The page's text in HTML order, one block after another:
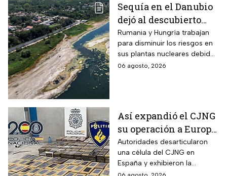
Sequía en el Danubio
dejó al descubierto
buques de la Segunda
Guerra Mundial
Rumania y Hungría trabajan
para disminuir los riesgos en
sus plantas nucleares debido
a los mínimos históricos
06 agosto, 2026
Así expandió el CJNG
su operación a Europa;
desmantelan célula
en España
Autoridades desarticularon
una célula del CJNG en
España y exhibieron la
expansión del cártel con